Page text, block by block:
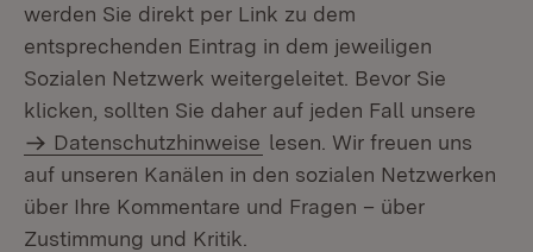
werden Sie direkt per Link zu dem
entsprechenden Eintrag in dem jeweiligen
Sozialen Netzwerk weitergeleitet. Bevor Sie
klicken, sollten Sie daher auf jeden Fall unsere
Datenschutzhinweise lesen. Wir freuen uns
auf unseren Kanälen in den sozialen Netzwerken
über Ihre Kommentare und Fragen – über
Zustimmung und Kritik.